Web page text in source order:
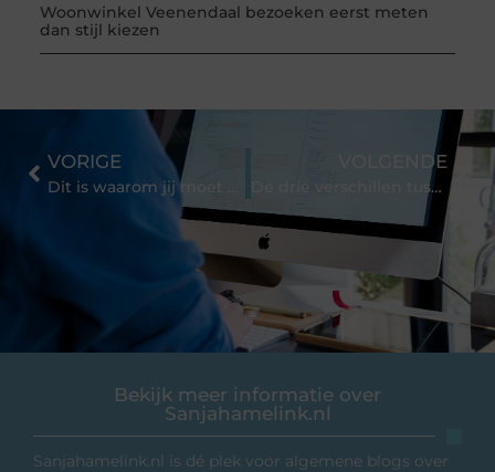
Woonwinkel Veenendaal bezoeken eerst meten
dan stijl kiezen
Bekijk meer informatie over
Sanjahamelink.nl
Sanjahamelink.nl is dé plek voor algemene blogs over
VORIGE
Dit is waarom jij moet kiezen voor houten meubilair
VOLGENDE
De drie verschillen tussen LED en oude TL buizen